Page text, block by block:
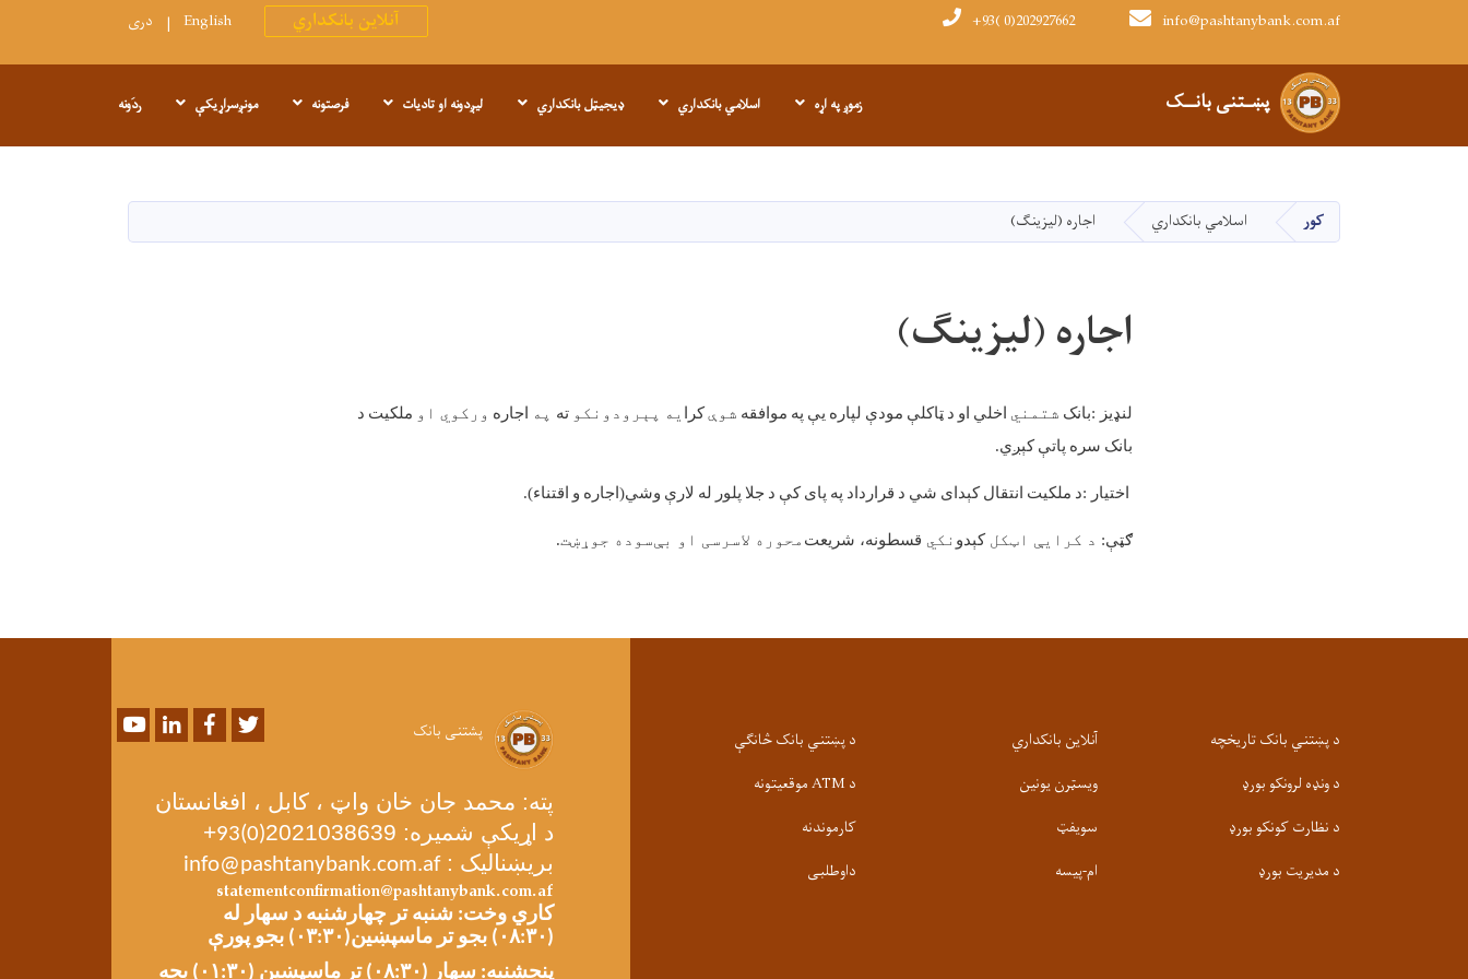
پښـتنی بانــک
info@pashtanybank.com.af
+93( 0)202927662 آنلاین بانکداري English دری
Main navigation
زموږ په اړه اسلامي بانکداري ډیجیټل بانکداري لیږدونه او تادیات فرصتونه مونږسراړیکې ردَونه
کور اسلامي بانکداري اجاره (لیزینګ)
اجاره (لیزینګ)
لنډیز :بانک شتمني اخلي او د ټاکلې مودې لپاره یې په موافقه شوېکرا یه پېرودونکو ته په اجاره ورکوي او ملکیت د
بانک سره پاتې کېږي.
اختیار :د ملکیت انتقال کېدای شي د قرارداد په پای کې د جلا پلور له لارې وشي( اجاره و اقتناء).
ګټې: د کرایې ا ټکل کېدو نکي قسطونه، شریعت ‌محوره لاسرسی او بې‌سوده جوړښت.
د پښتني بانک تاریخچه
د ونډه لرونکو بورډ
د نظارت کونکو بورډ
د مدیریت بورډ
آنلاین بانکداري
ویسټرن یونین
سویفټ
ام-پيسه
د پښتني بانک څانګې
د ATM موقعیتونه
کارموندنه
داوطلبی
پشتنی بانک YoutubeLinkedInFacebook
پته: محمد جان خان واټ ، کابل ، افغانستان
د اړیکې شمیره: 2021038639
93(0)
+
بریښنالیک :info@pashtanybank.com.af
statementconfirmation@pashtanybank.com.af
کاري وخت: شنبه تر چهارشنبه د سهار له
(۰۸:۳۰) بجو تر ماسپښین(۰۳:۳۰) بجو پورې
پنجشنبه: سهار (۰۸:۳۰) تر ماسپښین (۰۱:۳۰) بجه